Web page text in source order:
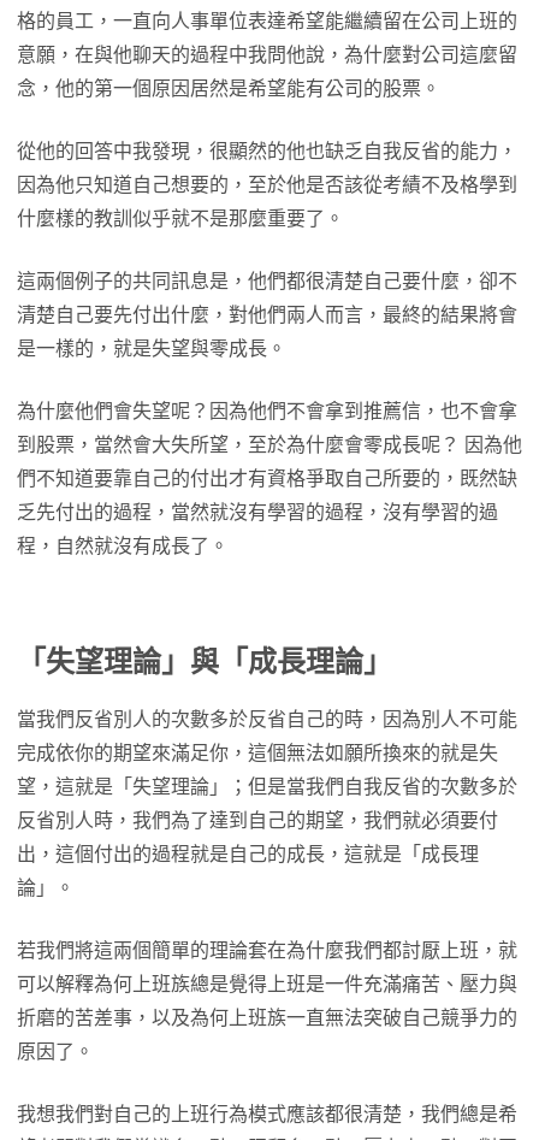
格的員工，一直向人事單位表達希望能繼續留在公司上班的
意願，在與他聊天的過程中我問他說，為什麼對公司這麼留
念，他的第一個原因居然是希望能有公司的股票。
從他的回答中我發現，很顯然的他也缺乏自我反省的能力，
因為他只知道自己想要的，至於他是否該從考績不及格學到
什麼樣的教訓似乎就不是那麼重要了。
這兩個例子的共同訊息是，他們都很清楚自己要什麼，卻不
清楚自己要先付出什麼，對他們兩人而言，最終的結果將會
是一樣的，就是失望與零成長。
為什麼他們會失望呢？因為他們不會拿到推薦信，也不會拿
到股票，當然會大失所望，至於為什麼會零成長呢？ 因為他
們不知道要靠自己的付出才有資格爭取自己所要的，既然缺
乏先付出的過程，當然就沒有學習的過程，沒有學習的過
程，自然就沒有成長了。
「失望理論」與「成長理論」
當我們反省別人的次數多於反省自己的時，因為別人不可能
完成依你的期望來滿足你，這個無法如願所換來的就是失
望，這就是「失望理論」；但是當我們自我反省的次數多於
反省別人時，我們為了達到自己的期望，我們就必須要付
出，這個付出的過程就是自己的成長，這就是「成長理
論」。
若我們將這兩個簡單的理論套在為什麼我們都討厭上班，就
可以解釋為何上班族總是覺得上班是一件充滿痛苦、壓力與
折磨的苦差事，以及為何上班族一直無法突破自己競爭力的
原因了。
我想我們對自己的上班行為模式應該都很清楚，我們總是希